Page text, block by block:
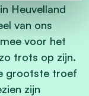
Heuvelland
van ons
voor het
trots op zijn.
grootste troef
zijn